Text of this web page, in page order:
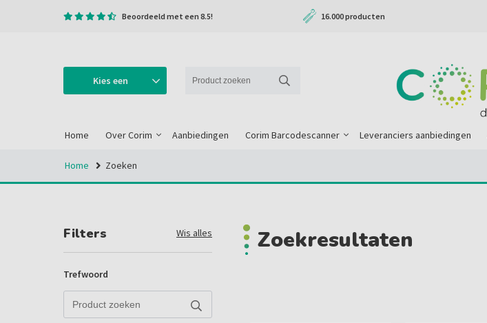
Beoordeeld met een 8.5! 16.000 producten
Kies een
Home Over Corim Aanbiedingen Corim Barcodescanner Leveranciers aanbiedingen
Home Zoeken
Filters Wis alles
Trefwoord
Zoekresultaten